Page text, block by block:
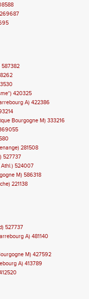
587382
420325
A) 422386
Bourgogne M) 333216
281508
527737
Athl.) 524007
M) 586318
221138
527737
A) 481140
M) 427592
A) 413789